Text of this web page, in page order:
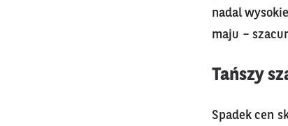
nadal
maju –
Tańszy
Spadek cen